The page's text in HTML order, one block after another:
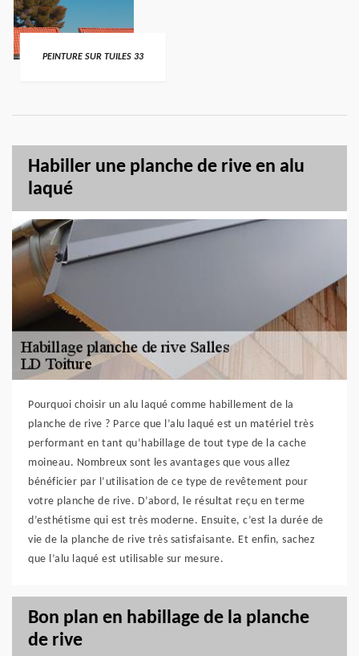
PEINTURE SUR TUILES 33
Habiller une planche de rive en alu
laqué
Pourquoi choisir un alu laqué comme habillement de la
planche de rive ? Parce que l’alu laqué est un matériel très
performant en tant qu’habillage de tout type de la cache
moineau. Nombreux sont les avantages que vous allez
bénéficier par l’utilisation de ce type de revêtement pour
votre planche de rive. D’abord, le résultat reçu en terme
d’esthétisme qui est très moderne. Ensuite, c’est la durée de
vie de la planche de rive très satisfaisante. Et enfin, sachez
que l’alu laqué est utilisable sur mesure.
Bon plan en habillage de la planche
de rive